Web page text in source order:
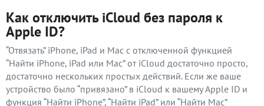
Как отключить iCloud без пароля к
Apple ID?
“Отвязать” iPhone, iPad и Mac с отключенной функцией
“Найти iPhone, iPad или Mac” от iCloud достаточно просто,
достаточно нескольких простых действий. Если же ваше
устройство было “привязано” в iCloud к вашему Apple ID и
функция “Найти iPhone”, “Найти iPad” или “Найти Mac”